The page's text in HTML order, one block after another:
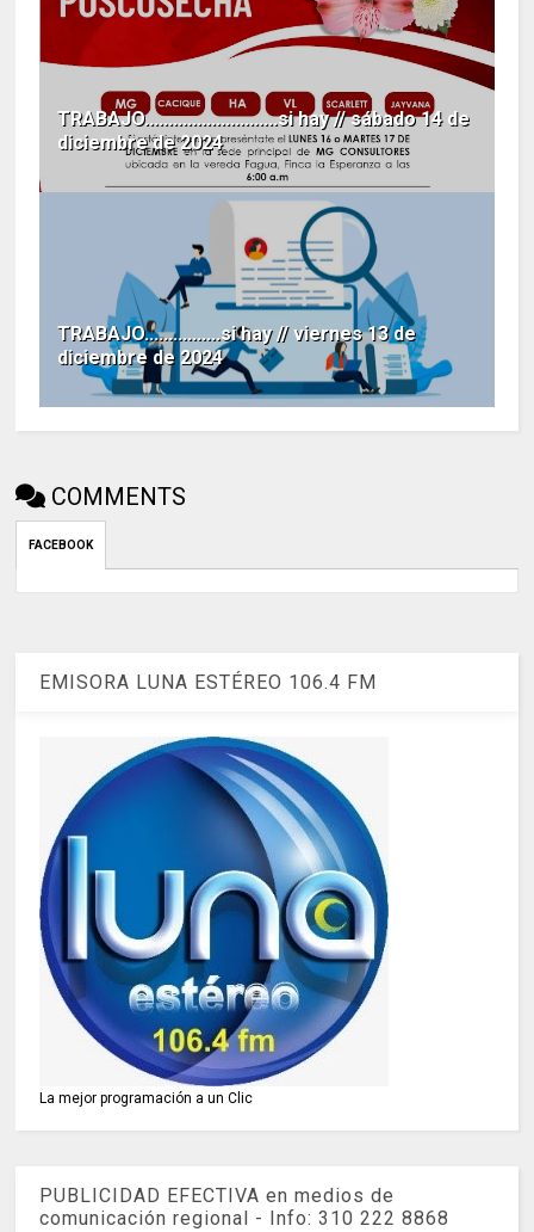
TRABAJO............................si hay // sábado 14 de
diciembre de 2024
TRABAJO................si hay // viernes 13 de
diciembre de 2024
COMMENTS
FACEBOOK
EMISORA LUNA ESTÉREO 106.4 FM
La mejor programación a un Clic
PUBLICIDAD EFECTIVA en medios de
comunicación regional - Info: 310 222 8868